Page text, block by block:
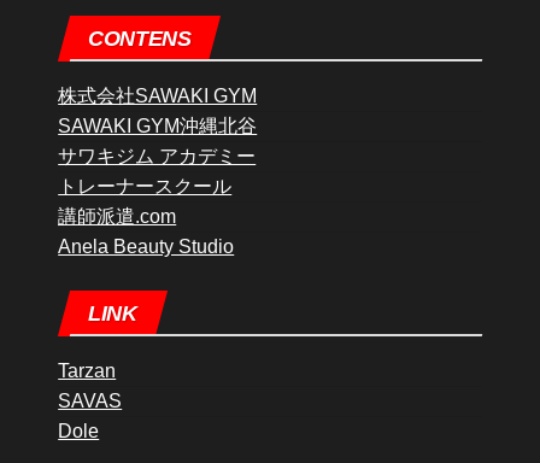
CONTENS
株式会社SAWAKI GYM
SAWAKI GYM沖縄北谷
サワキジム アカデミー
トレーナースクール
講師派遣.com
Anela Beauty Studio
LINK
Tarzan
SAVAS
Dole